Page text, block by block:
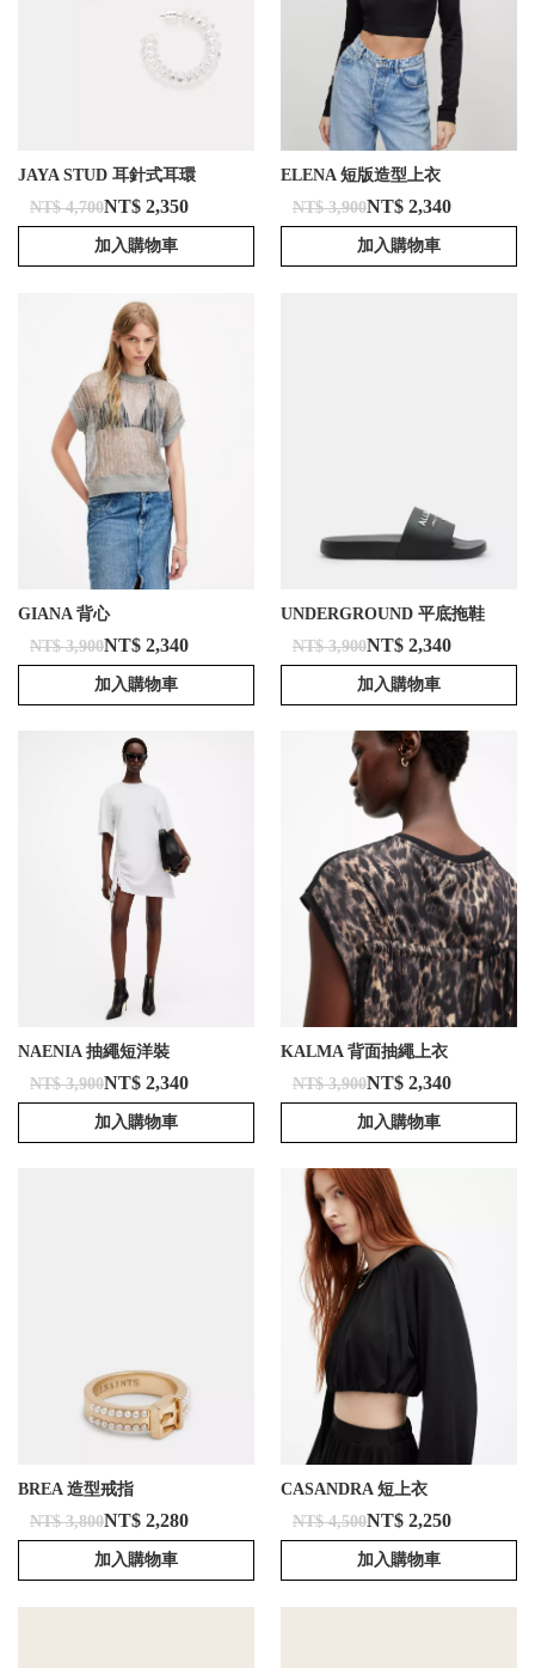
JAYA STUD 耳針式耳環
NT$ 4,700NT$ 2,350
加入購物車
ELENA 短版造型上衣
NT$ 3,900NT$ 2,340
加入購物車
GIANA 背心
NT$ 3,900NT$ 2,340
加入購物車
UNDERGROUND 平底拖鞋
NT$ 3,900NT$ 2,340
加入購物車
NAENIA 抽繩短洋裝
NT$ 3,900NT$ 2,340
加入購物車
KALMA 背面抽繩上衣
NT$ 3,900NT$ 2,340
加入購物車
BREA 造型戒指
NT$ 3,800NT$ 2,280
加入購物車
CASANDRA 短上衣
NT$ 4,500NT$ 2,250
加入購物車